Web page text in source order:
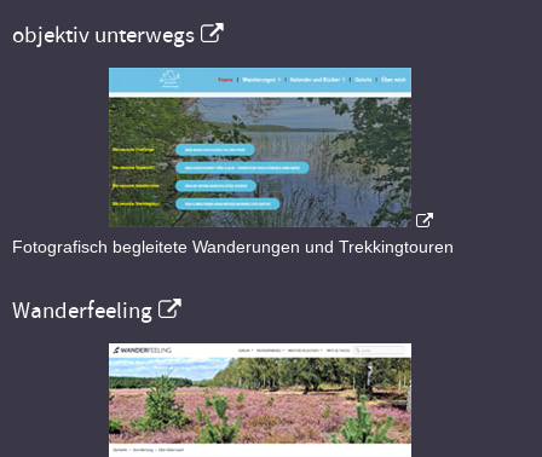
objektiv unterwegs
Fotografisch begleitete Wanderungen und Trekkingtouren
Wanderfeeling